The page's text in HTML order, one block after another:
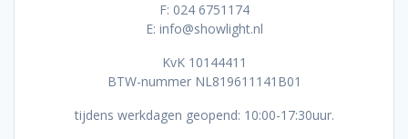
F: 024 6751174
E: info@showlight.nl
KvK 10144411
BTW-nummer NL819611141B01
tijdens werkdagen geopend: 10:00-17:30uur.